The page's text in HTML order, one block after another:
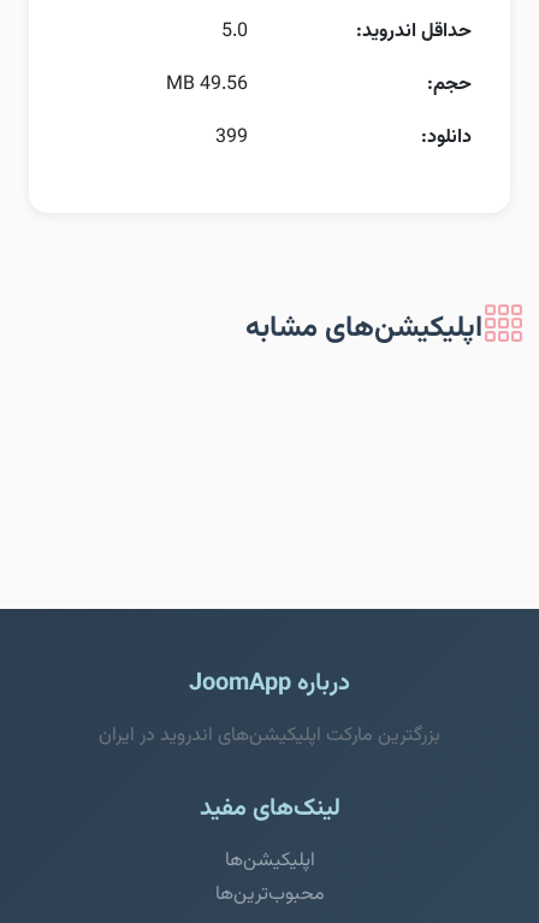
حداقل اندروید:
5.0
حجم:
49.56 MB
دانلود:
399
اپلیکیشن‌های مشابه
درباره JoomApp
بزرگترین مارکت اپلیکیشن‌های اندروید در ایران
لینک‌های مفید
اپلیکیشن‌ها
محبوب‌ترین‌ها